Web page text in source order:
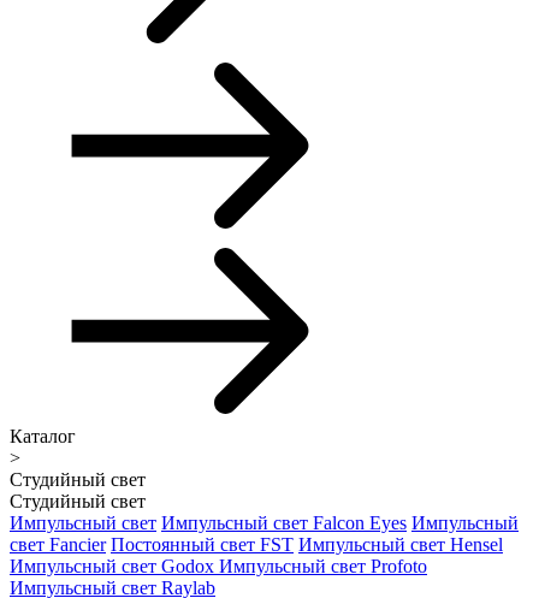
Каталог
>
Студийный свет
Студийный свет
Импульсный свет Импульсный свет Falcon Eyes Импульсный
свет Fancier Постоянный свет FST Импульсный свет Hensel
Импульсный свет Godox Импульсный свет Profoto
Импульсный свет Raylab